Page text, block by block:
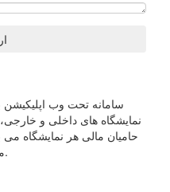
سامانه تحت وب اپلیکیشن
نمایشگاه های داخلی و
حامیان مالی هر نمایشگاه
مشارکت کنندگان نیز میسر می باشد.